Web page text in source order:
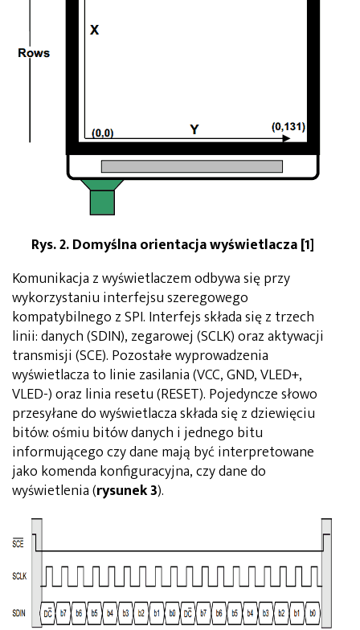
Rys. 2. Domyślna orientacja wyświetlacza [1]
Komunikacja z wyświetlaczem odbywa się przy
wykorzystaniu interfejsu szeregowego
kompatybilnego z SPI. Interfejs składa się z trzech
linii: danych (SDIN), zegarowej (SCLK) oraz aktywacji
transmisji (SCE). Pozostałe wyprowadzenia
wyświetlacza to linie zasilania (VCC, GND, VLED+,
VLED-) oraz linia resetu (RESET). Pojedyncze słowo
przesyłane do wyświetlacza składa się z dziewięciu
bitów: ośmiu bitów danych i jednego bitu
informującego czy dane mają być interpretowane
jako komenda konfiguracyjna, czy dane do
wyświetlenia (rysunek 3).